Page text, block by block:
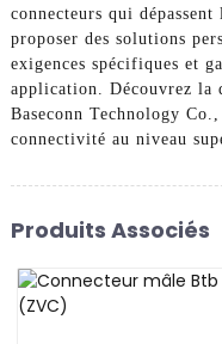
connecteurs qui dépassent
proposer des solutions
exigences spécifiques et
application. Découvrez la
Baseconn Technology
connectivité au niveau
Produits Associés